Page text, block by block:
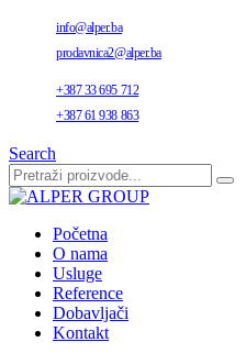
info@alper.ba
prodavnica2@alper.ba
+387 33 695 712
+387 61 938 863
Search
Početna
O nama
Usluge
Reference
Dobavljači
Kontakt